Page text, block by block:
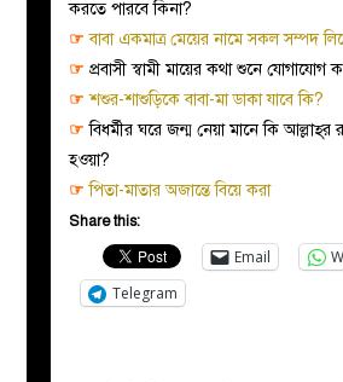
করতে পারবে কিনা?
☞ বাবা একমাত্র মেয়ের নামে সকল সম্পদ
☞ প্রবাসী স্বামী মায়ের কথা শুনে
☞শশুর-শাশুড়িকে বাবা-মা ডাকা যাবে কি?
☞ বিধর্মীর ঘরে জন্ম নেয়া মানে কি
হওয়া?
☞ পিতা-মাতার অজান্তে বিয়ে করা
Share this:
Email
Telegram